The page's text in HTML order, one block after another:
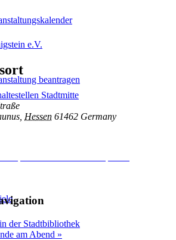
beantragen
e.V.
Stadtmitte
Hessen 61462 Germany
der Stadtbibliothek
am Abend »